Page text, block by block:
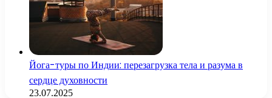
Йога-туры по Индии: перезагрузка тела и разума в
сердце духовности
23.07.2025